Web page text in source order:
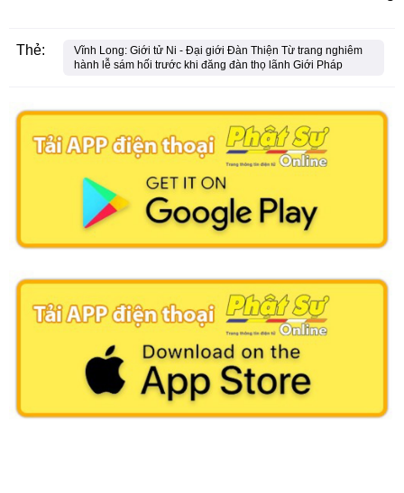
Thẻ:
Vĩnh Long: Giới tử Ni - Đại giới Đàn Thiện Từ trang nghiêm
hành lễ sám hối trước khi đăng đàn thọ lãnh Giới Pháp